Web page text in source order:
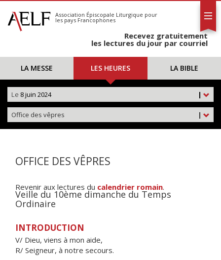
S'abonner
Calendrier
Association Épiscopale Liturgique pour
les pays Francophones
Recevez gratuitement
les lectures du jour par courriel
LA MESSE LES HEURES LA BIBLE
|
Le 8 juin 2024
|
Office des vêpres
OFFICE DES VÊPRES
Revenir aux lectures du calendrier romain.
Veille du 10ème dimanche du Temps
Ordinaire
INTRODUCTION
V/ Dieu, viens à mon aide,
R/ Seigneur, à notre secours.